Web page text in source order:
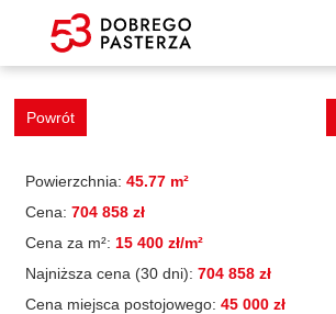
Mieszkanie 70
Wyszukiwarka mieszkań
Powrót
Powierzchnia: 45.77 m²
Cena: 704 858 zł
Cena za m²: 15 400 zł/m²
Najniższa cena (30 dni): 704 858 zł
Cena miejsca postojowego: 45 000 zł